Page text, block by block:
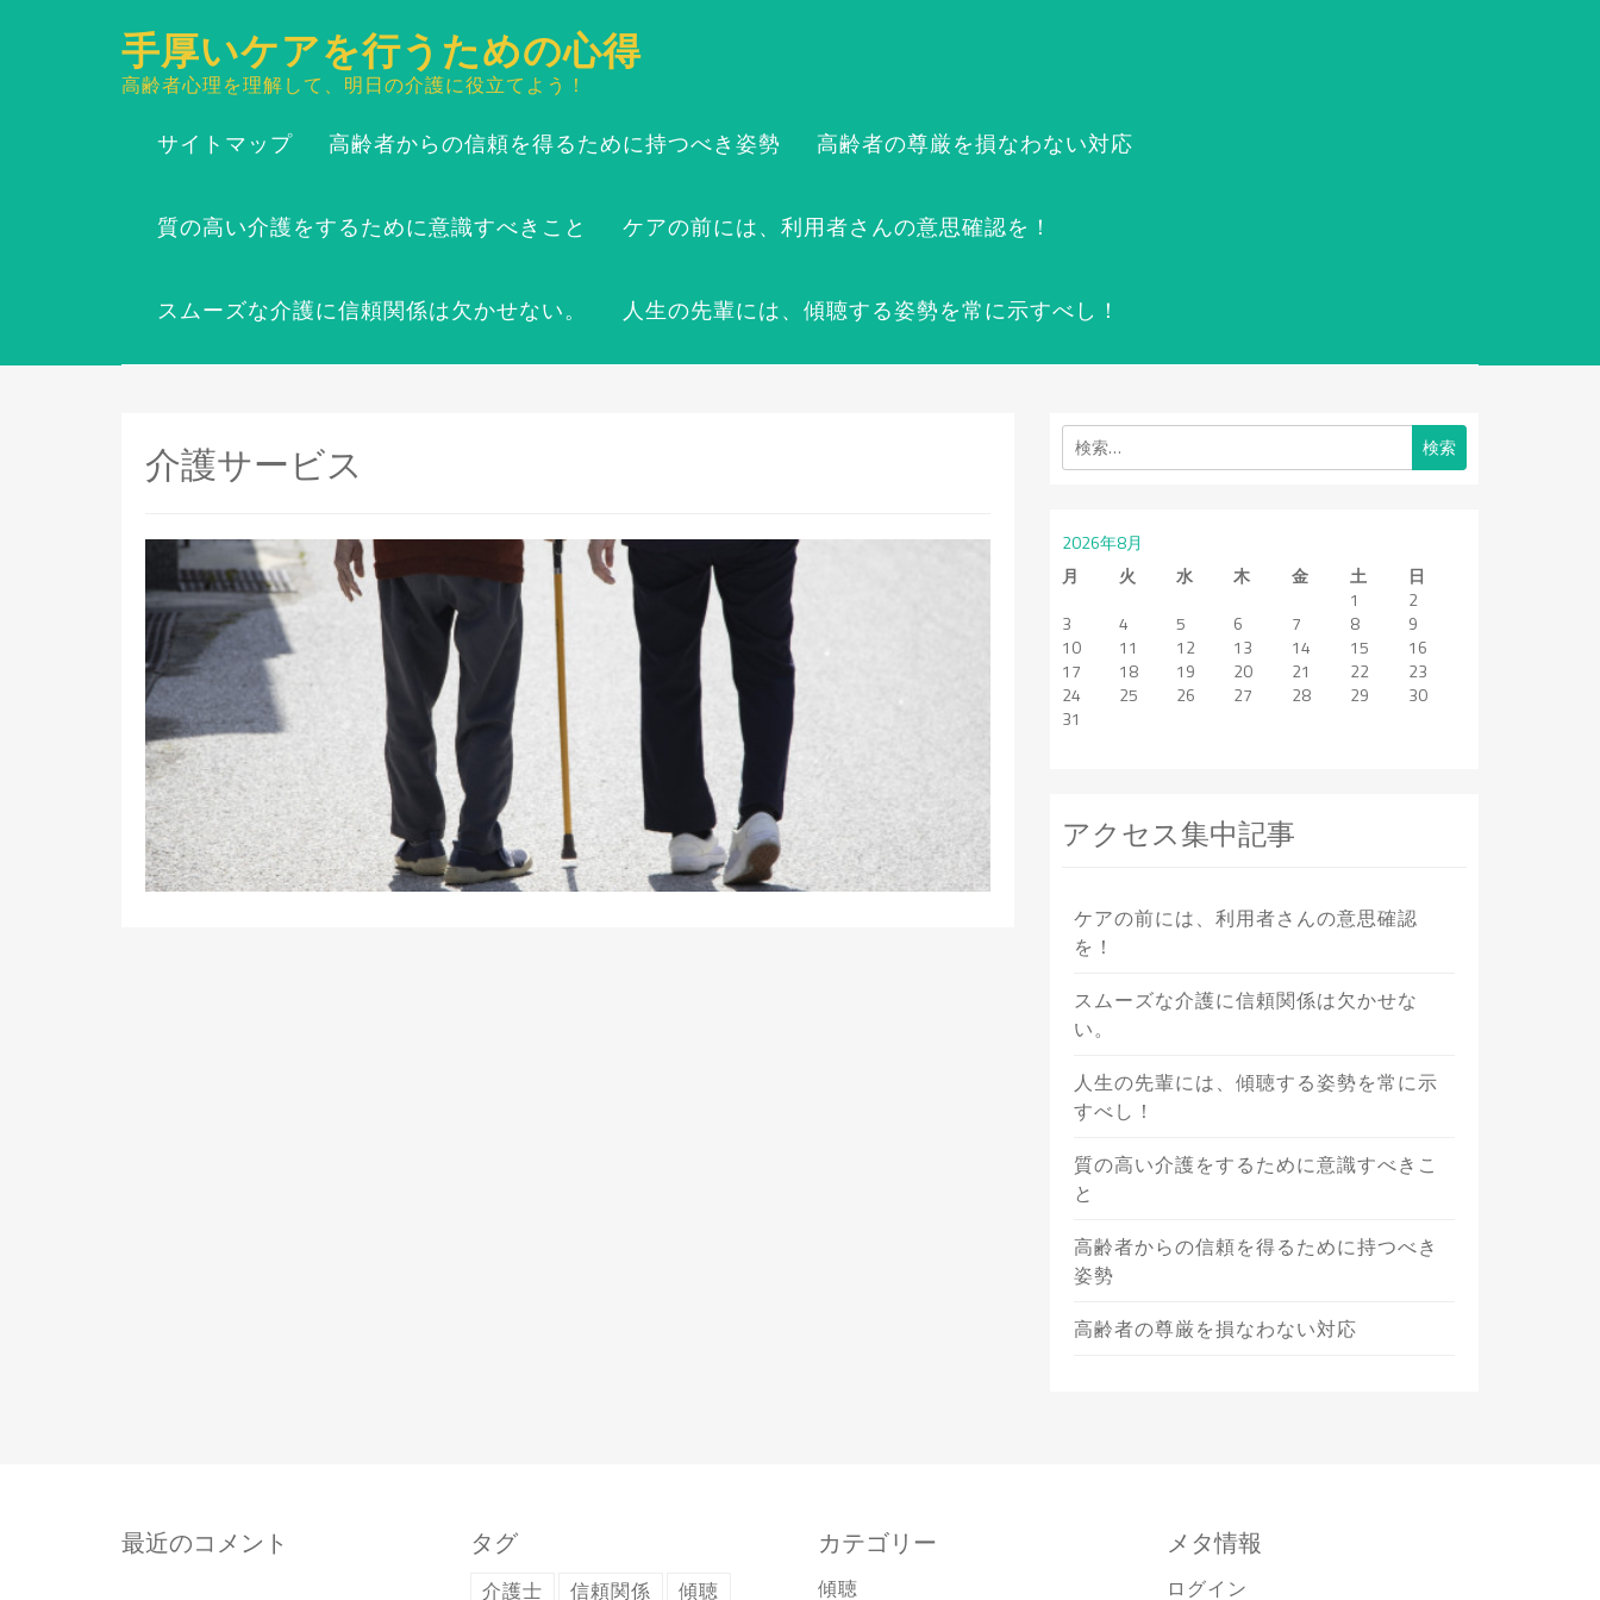
手厚いケアを行うための心得
高齢者心理を理解して、明日の介護に役立てよう！
サイトマップ 高齢者からの信頼を得るために持つべき姿勢 高齢者の尊厳を損なわない対応
質の高い介護をするために意識すべきこと ケアの前には、利用者さんの意思確認を！
スムーズな介護に信頼関係は欠かせない。 人生の先輩には、傾聴する姿勢を常に示すべし！
介護サービス
検
索:
2026年8月
月
火 水 木 金 土
日
1
2
3
4 5 6 7 8
9
10
11 12 13 14 15
16
17
18 19 20 21 22
23
24
25 26 27 28 29
30
31
アクセス集中記事
ケアの前には、利用者さんの意思確認
を！
スムーズな介護に信頼関係は欠かせな
い。
人生の先輩には、傾聴する姿勢を常に示
すべし！
質の高い介護をするために意識すべきこ
と
高齢者からの信頼を得るために持つべき
姿勢
高齢者の尊厳を損なわない対応
最近のコメント タグ
介護士 信頼関係 傾聴
カテゴリー
傾聴
メタ情報
ログイン